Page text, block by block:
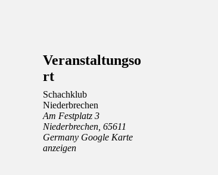
Veranstaltungso
rt
Schachklub
Niederbrechen
Am Festplatz 3
Niederbrechen 65611
Germany Google Karte
anzeigen